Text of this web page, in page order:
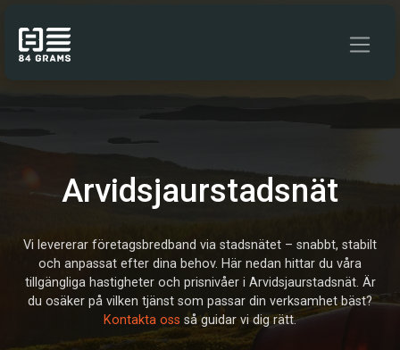
Arvidsjaurstadsnät
Vi levererar företagsbredband via stadsnätet – snabbt, stabilt
och anpassat efter dina behov. Här nedan hittar du våra
tillgängliga hastigheter och prisnivåer i Arvidsjaurstadsnät. Är
du osäker på vilken tjänst som passar din verksamhet bäst?
Kontakta oss så guidar vi dig rätt.